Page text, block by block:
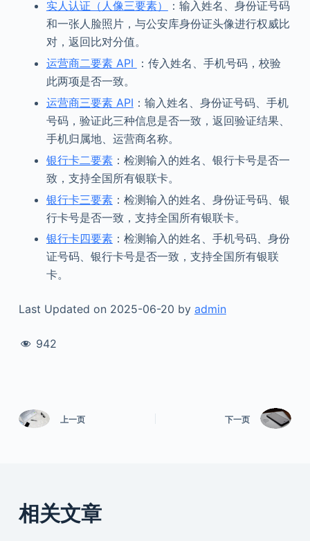
实人认证（人像三要素）
：输入姓名、身份证号码
和一张人脸照片，与公安库身份证头像进行权威比
对，返回比对分值。
运营商二要素 API
：传入姓名、手机号码，校验
此两项是否一致。
运营商三要素 API ：输入姓名、身份证号码、手机
号码，验证此三种信息是否一致，返回验证结果、
手机归属地、运营商名称。
银行卡二要素：检测输入的姓名、银行卡号是否一
致，支持全国所有银联卡。
银行卡三要素：检测输入的姓名、身份证号码、银
行卡号是否一致，支持全国所有银联卡。
银行卡四要素：检测输入的姓名、手机号码、身份
证号码、银行卡号是否一致，支持全国所有银联
卡。
Last Updated on 2025-06-20 by admin
942
上一页 下一页
相关文章